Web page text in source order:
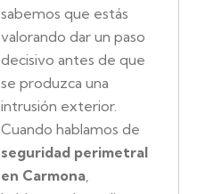
sabemos que estás
valorando dar un paso
decisivo antes de que
se produzca una
intrusión exterior.
Cuando hablamos de
seguridad perimetral
en Carmona